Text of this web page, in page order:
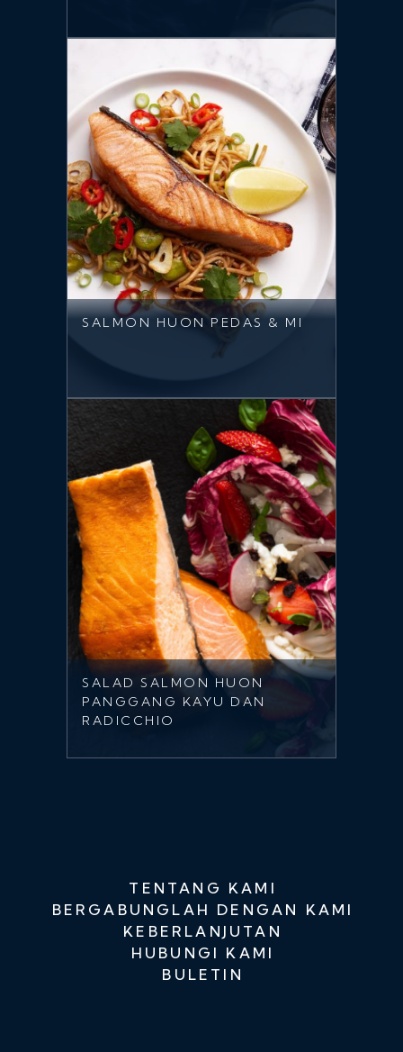
SALMON HUON PEDAS & MI
SALAD SALMON HUON
PANGGANG KAYU DAN
RADICCHIO
TENTANG KAMI
BERGABUNGLAH DENGAN KAMI
KEBERLANJUTAN
HUBUNGI KAMI
BULETIN